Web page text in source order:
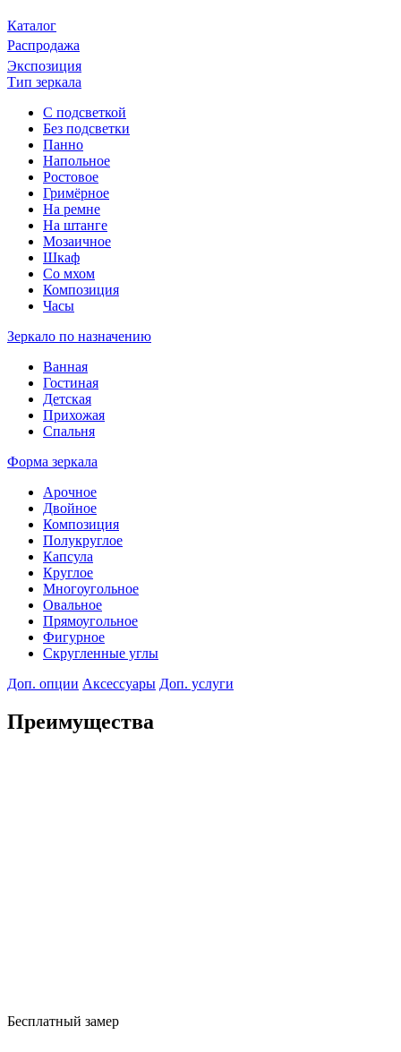
Каталог
Распродажа
Экспозиция
Тип зеркала
С подсветкой
Без подсветки
Панно
Напольное
Ростовое
Гримёрное
На ремне
На штанге
Мозаичное
Шкаф
Со мхом
Композиция
Часы
Зеркало по назначению
Ванная
Гостиная
Детская
Прихожая
Спальня
Форма зеркала
Арочное
Двойное
Композиция
Полукруглое
Капсула
Круглое
Многоугольное
Овальное
Прямоугольное
Фигурное
Скругленные углы
Доп. опции Аксессуары Доп. услуги
Преимущества
Бесплатный замер